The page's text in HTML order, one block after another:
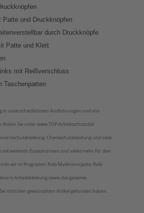
und Druckknöpfen
durch Druckknöpfe
Patte und Klett
mit Reißverschluss
Taschenpatten
in unterschiedlichsten Ausführungen und von
Sie unter www.TOP-Arbeitsschutz.de!
Chemischutzkleidung und viele
mit weiteren Zusatznormen und vieles mehr für den
wir im Programm. Rofa Multinorm Jacke, Rofa
Arbeitskleidung sowie das gesamte
nicht den gewünschten Artikel gefunden haben,